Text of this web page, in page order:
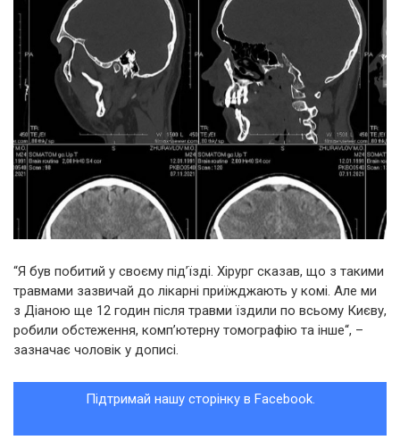
“Я був побитий у своєму під’їзді. Хірург сказав, що з такими
травмами зазвичай до лікарні приїжджають у комі. Але ми
з Діаною ще 12 годин після травми їздили по всьому Києву,
робили обстеження, комп’ютерну томографію та інше“, –
зазначає чоловік у дописі.
Підтримай нашу сторінку в Facebook.